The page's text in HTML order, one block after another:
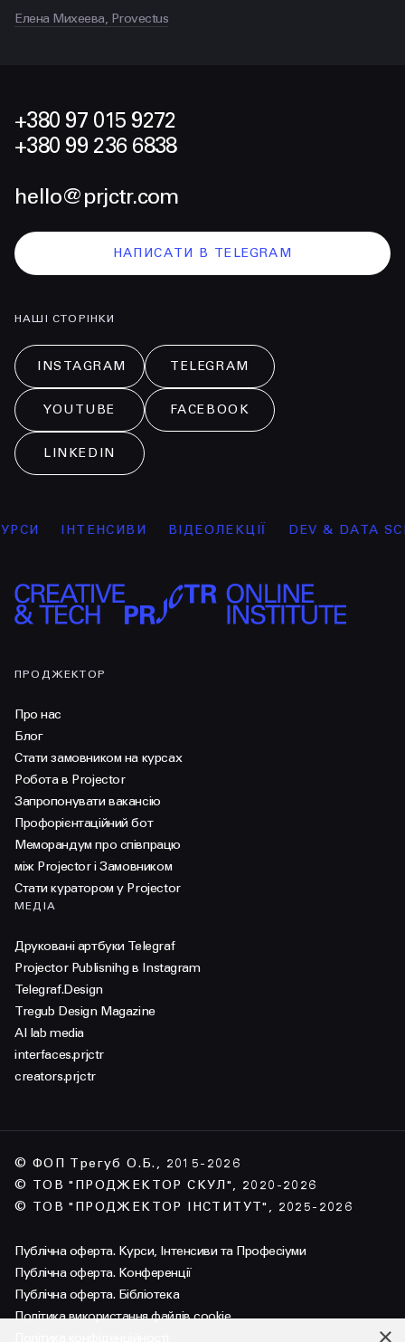
Елена Михеева, Provectus
+380 97 015 9272
+380 99 236 6838
hello@prjctr.com
НАПИСАТИ В TELEGRAM
НАШІ СТОРІНКИ
INSTAGRAM TELEGRAM
YOUTUBE FACEBOOK
LINKEDIN
ІНТЕНСИВИ ВІДЕОЛЕКЦІЇ DEV & DATA
ПРОДЖЕКТОР
Про нас
Блог
Стати замовником на курсах
Робота в Projector
Запропонувати вакансію
Профорієнтаційний бот
Меморандум про співпрацю
між Projector і Замовником
Стати куратором у Projector
МЕДІА
Друковані артбуки Telegraf
Projector Publisnihg в Instagram
Telegraf.Design
Tregub Design Magazine
AI lab media
interfaces.prjctr
creators.prjctr
© ФОП Трегуб О.Б., 2015-2026
© ТОВ "ПРОДЖЕКТОР СКУЛ", 2020-2026
© ТОВ "ПРОДЖЕКТОР ІНСТИТУТ", 2025-2026
Публічна оферта. Курси, Інтенсиви та Професіуми
Публічна оферта. Конференції
Публічна оферта. Бібліотека
Політика використання файлів cookie